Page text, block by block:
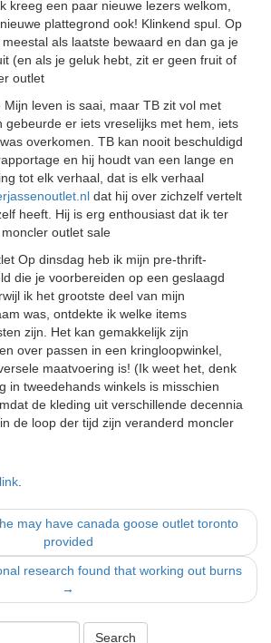
kreeg een paar nieuwe lezers welkom,
plattegrond ook! Klinkend spul. Op
als laatste bewaard en dan ga je
(en als je geluk hebt, zit er geen fruit of
outlet
Mijn leven is saai, maar TB zit vol met
gebeurde er iets vreselijks met hem, iets
overkomen. TB kan nooit beschuldigd
en hij houdt van een lange en
tot elk verhaal, dat is elk verhaal
dat hij over zichzelf vertelt
heeft. Hij is erg enthousiast dat ik ter
outlet sale
Op dinsdag heb ik mijn pre-thrift-
die je voorbereiden op een geslaagd
ik het grootste deel van mijn
was, ontdekte ik welke items
zijn. Het kan gemakkelijk zijn
over passen in een kringloopwinkel,
maatvoering is! (Ik weet het, denk
in tweedehands winkels is misschien
de kleding uit verschillende decennia
de loop der tijd zijn veranderd moncler
may have canada goose outlet toronto
provided
research found that working out burns
→